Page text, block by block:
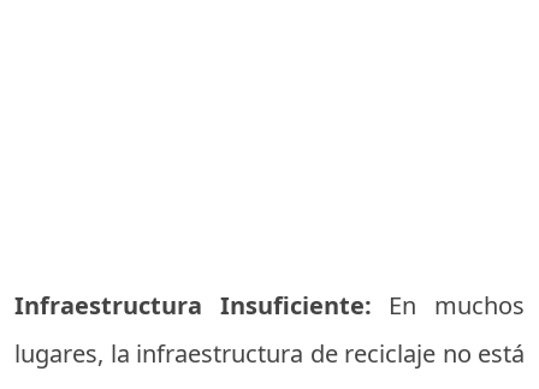
Infraestructura Insuficiente: En muchos
lugares, la infraestructura de reciclaje no está